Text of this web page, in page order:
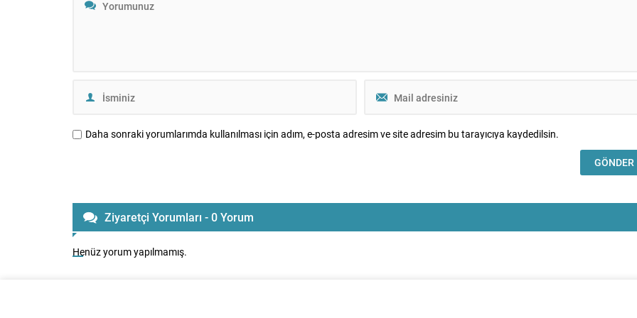
Daha sonraki yorumlarımda kullanılması için adım, e-posta adresim ve site adresim bu tarayıcıya kaydedilsin.
Ziyaretçi Yorumları - 0 Yorum
Henüz yorum yapılmamış.